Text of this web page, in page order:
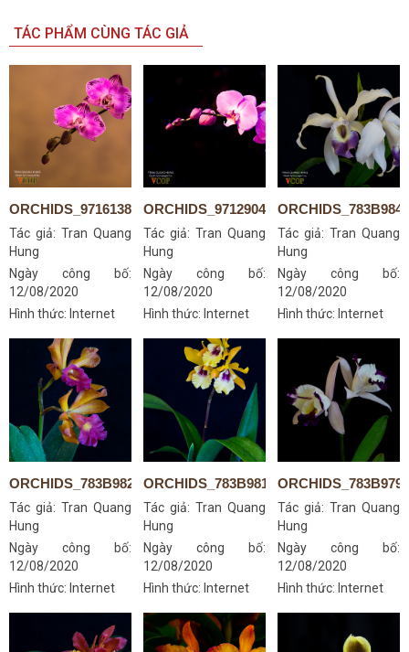
TÁC PHẨM CÙNG TÁC GIẢ
ORCHIDS_9716138764
Tác giả:Tran Quang
Hung
Ngày công bố:
12/08/2020
Hình thức: Internet
ORCHIDS_9712904787
Tác giả: Tran Quang
Hung
Ngày công bố:
12/08/2020
Hình thức: Internet
Tác giả: Tran Quang
Hung
Ngày công bố:
12/08/2020
Hình thức: Internet
ORCHIDS_783B9822S
Tác giả:Tran Quang
Hung
Ngày công bố:
12/08/2020
Hình thức: Internet
ORCHIDS_783B9811S
Tác giả: Tran Quang
Hung
Ngày công bố:
12/08/2020
Hình thức: Internet
Tác giả: Tran Quang
Hung
Ngày công bố:
12/08/2020
Hình thức: Internet